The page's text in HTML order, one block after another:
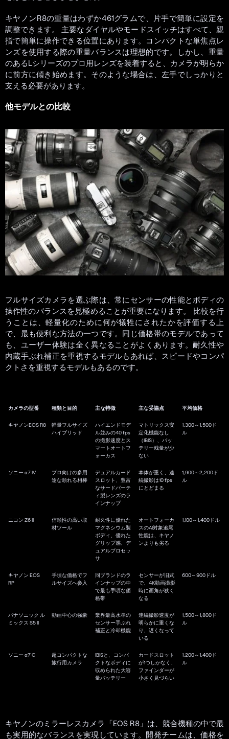
キヤノンR8の重量はわずか461グラムで、片手で簡単に設定を
調整できます。 主要なダイヤルやモードスイッチはすべて、親
指で簡単に操作できる位置にあります。コンパクトな単焦点レ
ンズを使用する際の重量バランスは理想的です。しかし、重量
のあるLシリーズのプロ用レンズを装着すると、カメラが明らか
に前方に傾き始めます。そのような場合は、左手でしっかりと
支える必要があります。
他モデルとの比較
フルサイズカメラを選ぶ際は、常にセンサーの性能とボディの
操作性のバランスを見極めることが重要になります。 比較を行
うことは、軽量化のために何が犠牲にされたかを評価する上
で、最も便利な方法の一つです。同じ価格帯のモデルであって
も、ユーザー体験は全く異なることがよくあります。耐久性や
内蔵手ぶれ補正を重視するモデルもあれば、スピードやコンパ
クトさを重視するモデルもあるのです。
カメラの型番 種類と目的 主な特徴 主な妥協点 平均価格
キヤノンEOS R8
軽量フルサイズ
ハイブリッド
ハイエンドモデ
ル並みの40 fps
の撮影速度とス
マートオートフ
ォーカス
マトリックス安
定化機能なし
（IBIS）、バッ
テリー残量が少
ない
1,300～1,500ド
ル
ソニー α7 IV
プロ向けの多用
途な頼れる相棒
デュアルカード
スロット、豊富
なサードパーテ
ィ製レンズのラ
インナップ
本体が重く、連
続撮影は10 fps
にとどまる
1,900～2,200ド
ル
ニコン Z6 II
信頼性の高い取
材ツール
耐久性に優れた
マグネシウム製
ボディ、優れた
グリップ感、デ
ュアルプロセッ
サ
オートフォーカ
スのAI対象追尾
性能は、キヤノ
ンよりも劣る
1,100～1,400ドル
キヤノン EOS
RP
手頃な価格でフ
ルサイズへ参入
同ブランドのラ
インナップの中
で最も手頃な価
格帯
センサーが旧式
で、4K動画撮影
時に画角が狭く
なる
600～900ドル
パナソニック ル
ミックス S5 II
動画中心の強豪
業界最高水準の
センサー手ぶれ
補正と冷却機能
連続撮影速度が
明らかに重くな
り、遅くなって
いる
1,500～1,800ド
ル
ソニー α7 C
超コンパクトな
旅行用カメラ
IBISと、コンパ
クトなボディに
収められた大容
量バッテリー
カードスロット
が1つしかなく、
ファインダーが
小さく見づらい
1,200～1,400ド
ル
キヤノンのミラーレスカメラ「EOS R8」は、競合機種の中で最
も実用的なバランスを実現しています。開発チームは、価格を